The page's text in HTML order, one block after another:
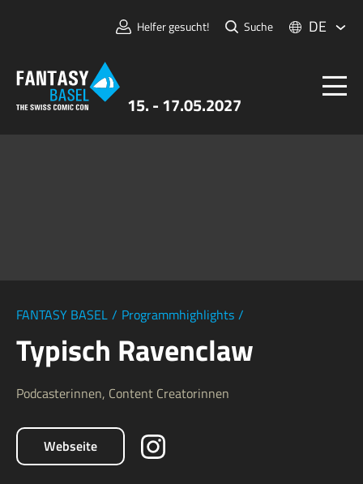
15. - 17.05.2027
Helfer gesucht! Suche DE
FANTASY BASEL / Programmhighlights /
Typisch Ravenclaw
Podcasterinnen, Content Creatorinnen
Webseite